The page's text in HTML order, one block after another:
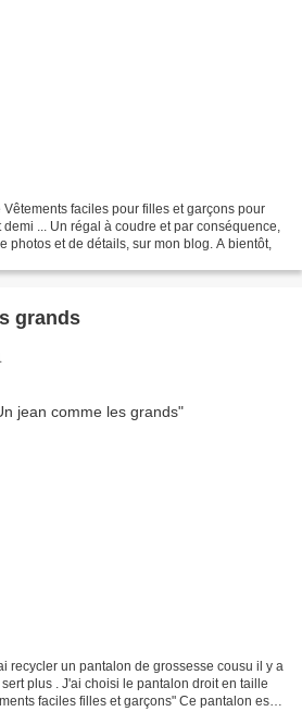
faciles pour filles et garçons pour
... Un régal à coudre et par conséquence,
photos et de détails, sur mon blog. A bientôt,
grands
recycler un pantalon de grossesse cousu il y a
plus . J'ai choisi le pantalon droit en taille
faciles filles et garçons" Ce pantalon est